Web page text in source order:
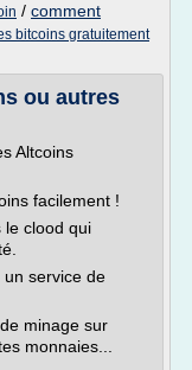
/ comment
bitcoins gratuitement
ou autres
Altcoins
facilement !
le clood qui
service de
minage sur
monnaies...